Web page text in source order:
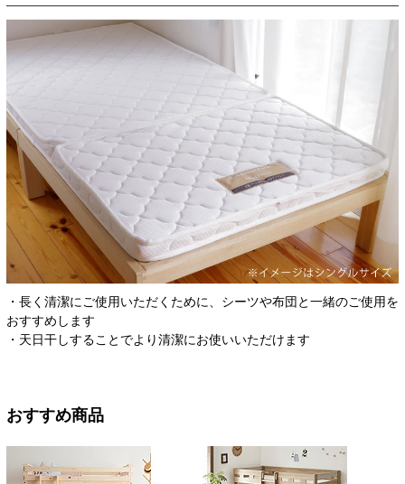
・長く清潔にご使用いただくために、シーツや布団と一緒のご使用を
おすすめします
・天日干しすることでより清潔にお使いいただけます
おすすめ商品